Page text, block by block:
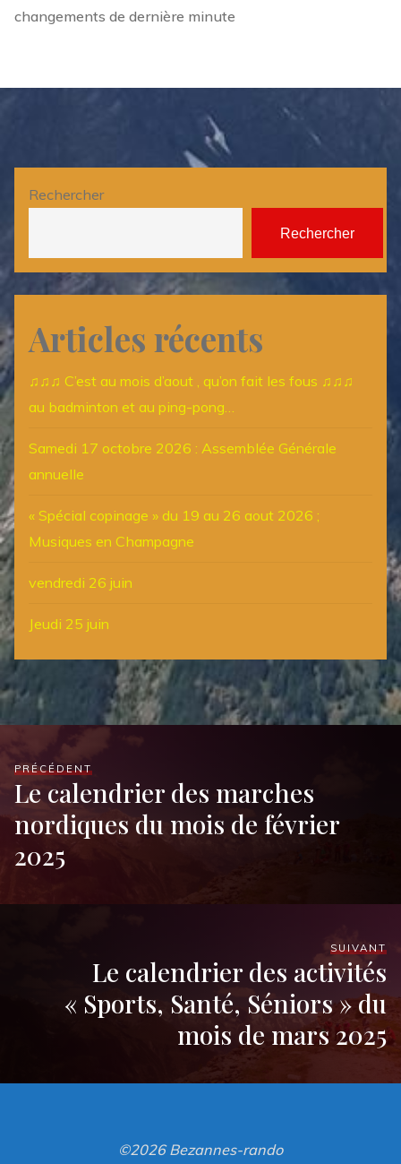
changements de dernière minute
Rechercher
Rechercher
Articles récents
♫♫♫ C’est au mois d’aout , qu’on fait les fous ♫♫♫
au badminton et au ping-pong…
Samedi 17 octobre 2026 : Assemblée Générale
annuelle
« Spécial copinage » du 19 au 26 aout 2026 ;
Musiques en Champagne
vendredi 26 juin
Jeudi 25 juin
PRÉCÉDENT
Le calendrier des marches
nordiques du mois de février
2025
SUIVANT
Le calendrier des activités
« Sports, Santé, Séniors » du
mois de mars 2025
©2026 Bezannes-rando